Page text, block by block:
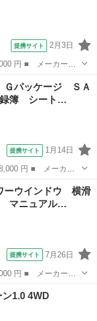
提携サイト 2月3日
ド名： シルク Ｓ
ラ スマートキ
Ｇパッケージ ＳＡ
簿 シート…
提携サイト 1月14日
ド名： シルク Ｇ
ートヒーター 純
ーウインドウ 横滑
マニュアル…
提携サイト 7月26日
ド名： Ｘ パワー
アルエアコン ア
1.0 4WD